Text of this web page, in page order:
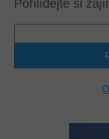
Pohlídejte si